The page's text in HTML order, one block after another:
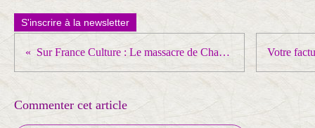
S'inscrire à la newsletter
Sur France Culture : Le massacre de Charonne en 1962, ils s'en souviennent
Commenter cet article